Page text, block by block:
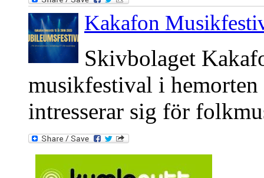
Kakafon
Skivbolaget
musikfestival i
intresserar sig för